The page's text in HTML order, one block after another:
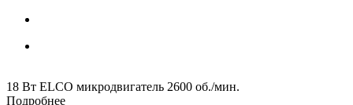
18 Вт ELCO микродвигатель 2600 об./мин.
Подробнее